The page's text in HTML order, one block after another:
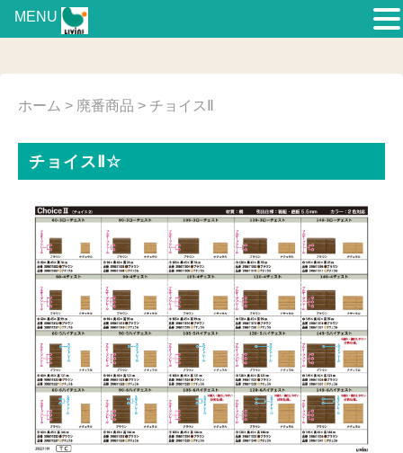
ホーム > 廃番商品 > チョイスⅡ
チョイスⅡ☆
MENU